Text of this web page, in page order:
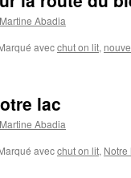
Martine Abadia
avecchut on lit,
lac
Martine Abadia
avecchut on lit, Notre